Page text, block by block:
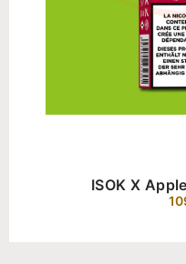
ISOK X